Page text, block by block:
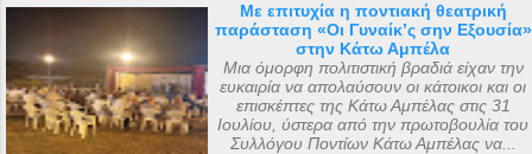
Με επιτυχία η ποντιακή θεατρική
παράσταση «Οι Γυναίκ’ς σην Εξουσία»
στην Κάτω Αμπέλα
Μια όμορφη πολιτιστική βραδιά είχαν την
ευκαιρία να απολαύσουν οι κάτοικοι και οι
επισκέπτες της Κάτω Αμπέλας στις 31
Ιουλίου, ύστερα από την πρωτοβουλία του
Συλλόγου Ποντίων Κάτω Αμπέλας να...